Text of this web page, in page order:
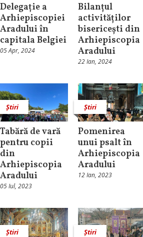
Delegație a
Arhiepiscopiei
Aradului în
capitala Belgiei
05 Apr, 2024
Bilanțul
activităților
bisericești din
Arhiepiscopia
Aradului
22 Ian, 2024
Știri
Tabără de vară
pentru copii
din
Arhiepiscopia
Aradului
05 Iul, 2023
Știri
Pomenirea
unui psalt în
Arhiepiscopia
Aradului
12 Ian, 2023
Știri Știri